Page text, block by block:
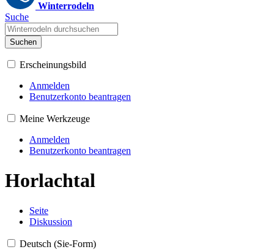
Winterrodeln
Suche
Suchen
Erscheinungsbild
Anmelden
Benutzerkonto beantragen
Meine Werkzeuge
Anmelden
Benutzerkonto beantragen
Horlachtal
Seite
Diskussion
Deutsch (Sie-Form)